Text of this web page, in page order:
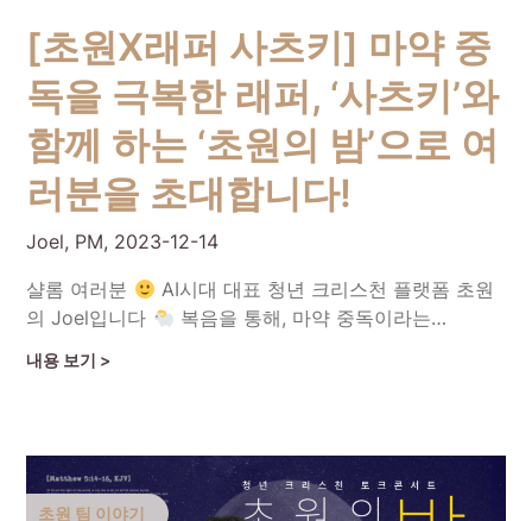
[초원X래퍼 사츠키] 마약 중
독을 극복한 래퍼, ‘사츠키’와
함께 하는 ‘초원의 밤’으로 여
러분을 초대합니다!
Joel, PM, 2023-12-14
샬롬 여러분
AI시대 대표 청년 크리스천 플랫폼 초원
의 Joel입니다
복음을 통해, 마약 중독이라는…
Continue Reading
초원 팀 이야기